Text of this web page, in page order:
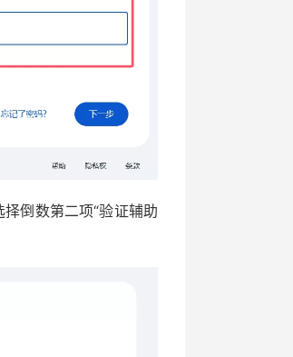
倒数第二项“验证辅助